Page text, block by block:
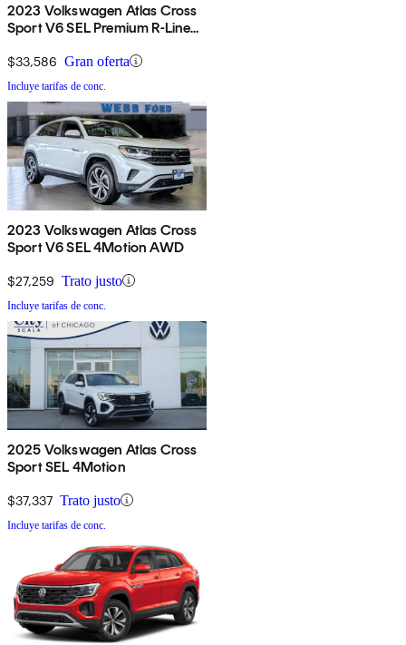
2023 Volkswagen Atlas Cross
Sport V6 SEL Premium R-Line
$33,586 Gran oferta
Incluye tarifas de conc.
2023 Volkswagen Atlas Cross
Sport V6 SEL 4Motion AWD
$27,259 Trato justo
Incluye tarifas de conc.
2025 Volkswagen Atlas Cross
Sport SEL 4Motion
$37,337 Trato justo
Incluye tarifas de conc.